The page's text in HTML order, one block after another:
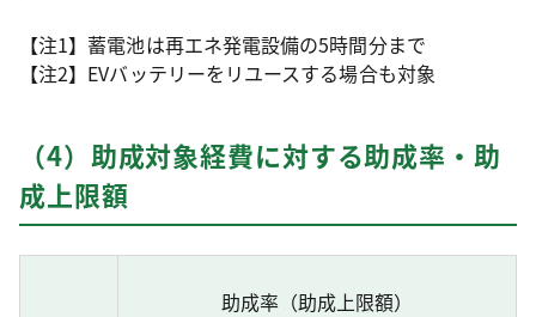
【注1】蓄電池は再エネ発電設備の5時間分まで
【注2】EVバッテリーをリユースする場合も対象
（4）助成対象経費に対する助成率・助
成上限額
助成率（助成上限額）